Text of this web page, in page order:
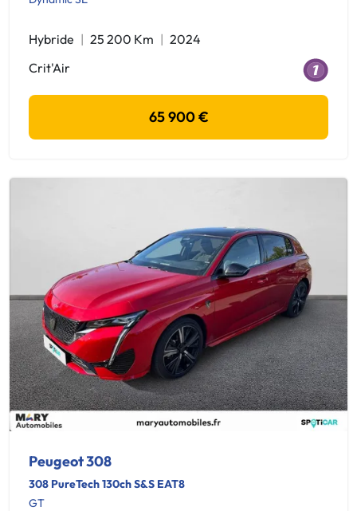
Hybride 25 200 Km
2024
Crit'Air
65 900 €
Peugeot 308
308 PureTech 130ch S&S EAT8
GT